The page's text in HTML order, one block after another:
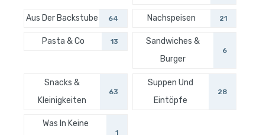
Aus Der Backstube 64 Nachspeisen 21
Pasta & Co 13
Sandwiches &
Burger
6
Snacks &
Kleinigkeiten
63
Suppen Und
Eintöpfe
28
Was In Keine
1